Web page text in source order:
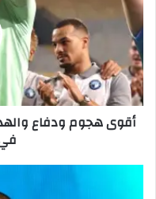
ودفاع
والهداف
..
بيراميدز
يتفوق
على
الجميع
في
أقوى هجوم ودفاع